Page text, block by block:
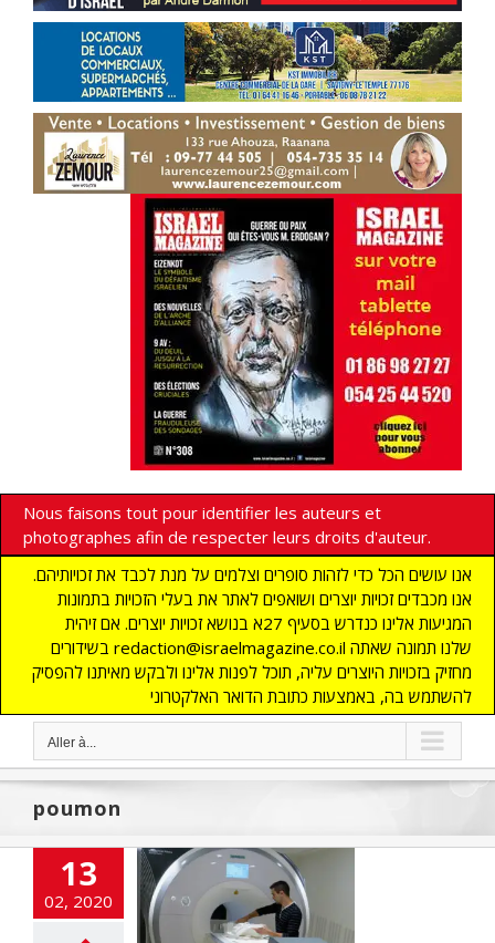
Nous faisons tout pour identifier les auteurs et
photographes afin de respecter leurs droits d'auteur.
אנו עושים הכל כדי לזהות סופרים וצלמים על מנת לכבד את זכויותיהם.
אנו מכבדים זכויות יוצרים ושואפים לאתר את בעלי הזכויות בתמונות
המגיעות אלינו כנדרש בסעיף 27א בנושא זכויות יוצרים. אם זיהית
בשידורים redaction@israelmagazine.co.il שלנו תמונה שאתה
מחזיק בזכויות היוצרים עליה, תוכל לפנות אלינו ולבקש מאיתנו להפסיק
להשתמש בה, באמצעות כתובת הדואר האלקטרוני
Aller à...
poumon
13
02, 2020
presque
radiation